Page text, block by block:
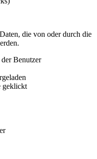
die von oder durch die
Benutzer
geklickt